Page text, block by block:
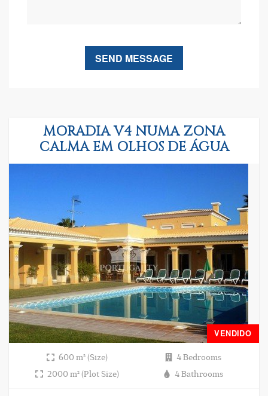
MORADIA V4 NUMA ZONA
CALMA EM OLHOS DE ÁGUA
VENDIDO
600 m² (Size)
4 Bedrooms
2000 m² (Plot Size)
4 Bathrooms